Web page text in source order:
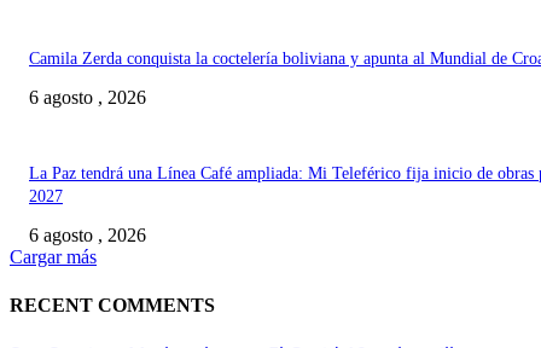
Camila Zerda conquista la coctelería boliviana y apunta al Mundial de
6 agosto , 2026
La Paz tendrá una Línea Café ampliada: Mi Teleférico fija inicio de obras
2027
6 agosto , 2026
Cargar más
RECENT COMMENTS